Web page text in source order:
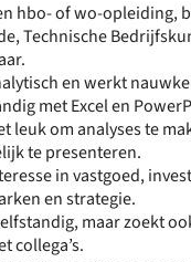
hbo- of wo-opleiding,
Technische
en werkt
met Excel en
leuk om analyses te
te presenteren.
in vastgoed,
en strategie.
maar zoekt
collega’s.